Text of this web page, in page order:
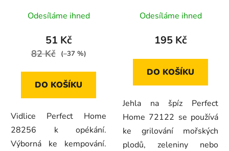
Odesíláme ihned
51 Kč
82 Kč (–37 %)
DO KOŠÍKU
Vidlice Perfect Home
28256 k opékání.
Výborná ke kempování.
Odesíláme ihned
195 Kč
DO KOŠÍKU
Jehla na špíz Perfect
Home 72122 se používá
ke grilování mořských
plodů, zeleniny nebo